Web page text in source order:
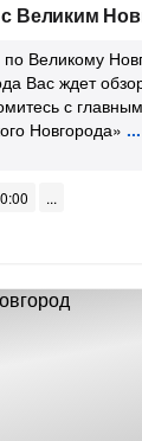
Великим
по Великому
Вас ждет
с
Новгорода»